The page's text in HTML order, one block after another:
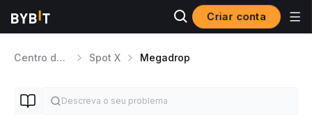
Criar conta
Centro de ajuda Spot X Megadrop